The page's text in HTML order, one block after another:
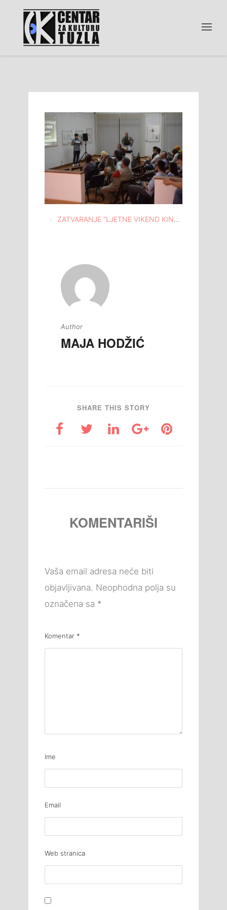
Navigacija
ZATVARANJE “LJETNE VIKEND KINOTEKE” DOKUMENTARNIM FILMOVIMA O TUZLI
Author
MAJA HODŽIĆ
SHARE THIS STORY
KOMENTARIŠI
Vaša email adresa neće biti
objavljivana. Neophodna polja su
označena sa *
Komentar *
Ime
Email
Web stranica